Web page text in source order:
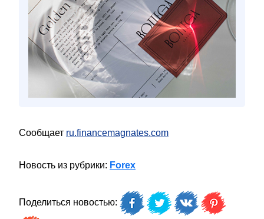
Сообщает ru.financemagnates.com
Новость из рубрики: Forex
Поделиться новостью: